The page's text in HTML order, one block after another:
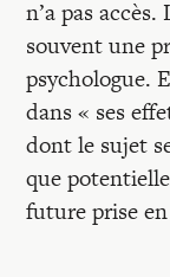
n’a pas
souvent une
psychologue.
dans « ses
dont le sujet
que
future prise